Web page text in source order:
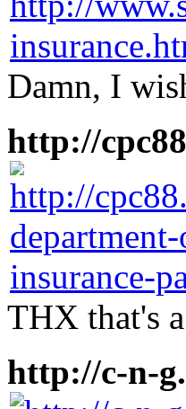
Damn, I
http://
THX that's
http://c-n-